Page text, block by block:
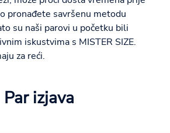
pronađete savršenu metodu
su naši parovi u početku bili
iskustvima s MISTER SIZE.
za reći.
Par izjava